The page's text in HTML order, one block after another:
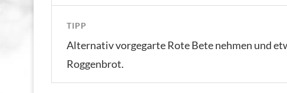
TIPP
Alternativ vorgegarte Rote Bete nehmen und
Roggenbrot.